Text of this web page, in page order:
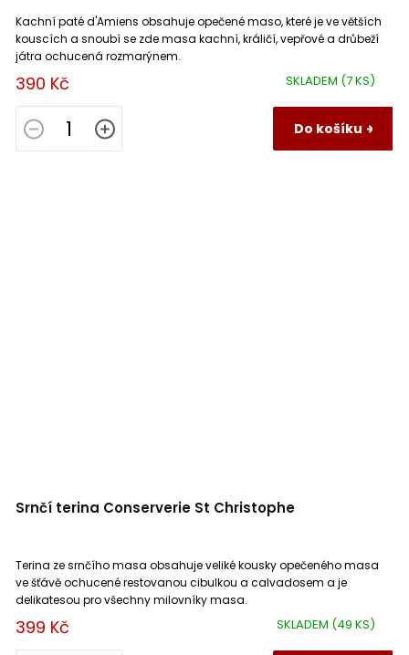
SKLADEM (7 KS)
390 Kč
Do košíku
Kachní paté d'Amiens obsahuje opečené maso, které je ve větších
kouscích a snoubí se zde masa kachní, králičí, vepřové a drůbeží
játra ochucená rozmarýnem.
Srnčí terina Conserverie St Christophe
SKLADEM (49 KS)
399 Kč
Terina ze srnčího masa obsahuje veliké kousky opečeného masa
ve šťávě ochucené restovanou cibulkou a calvadosem a je
delikatesou pro všechny milovníky masa.